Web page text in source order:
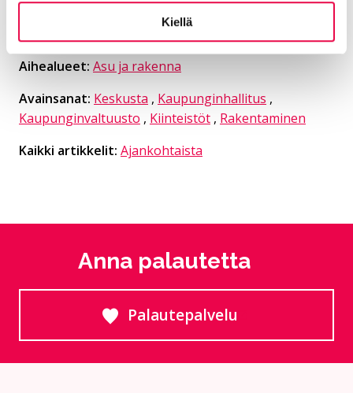
Kiellä
Aihealueet: Asu ja rakenna
Avainsanat: Keskusta , Kaupunginhallitus ,
Kaupunginvaltuusto , Kiinteistöt , Rakentaminen
Kaikki artikkelit: Ajankohtaista
Anna palautetta
Palautepalvelu
Siirtyy ulkoiselle